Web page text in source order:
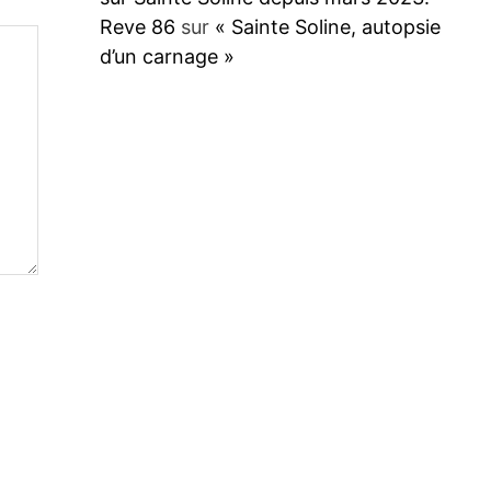
Reve 86 sur « Sainte Soline, autopsie
d’un carnage »